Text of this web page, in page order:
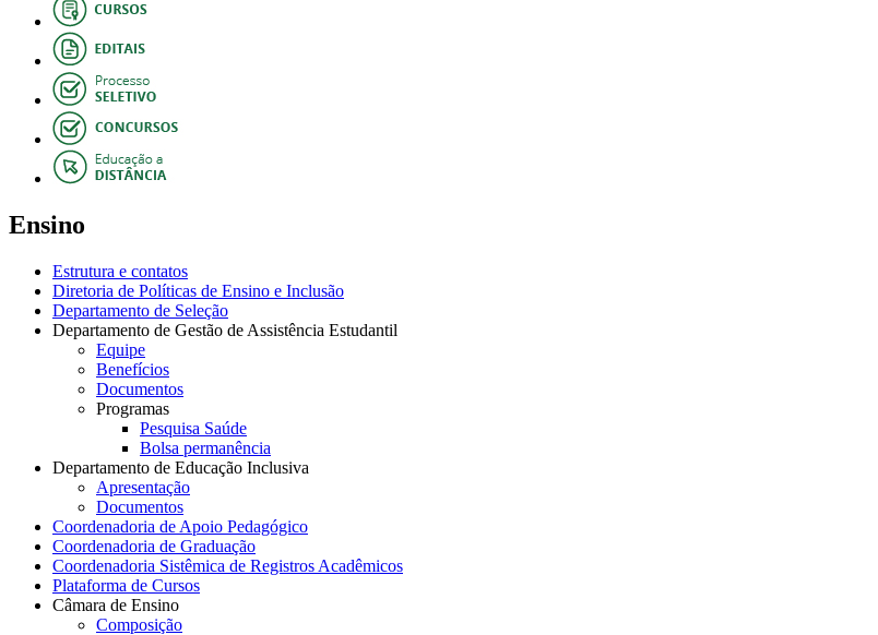
Ensino
Estrutura e contatos
Diretoria de Políticas de Ensino e Inclusão
Departamento de Seleção
Departamento de Gestão de Assistência Estudantil
Equipe
Benefícios
Documentos
Programas
Pesquisa Saúde
Bolsa permanência
Departamento de Educação Inclusiva
Apresentação
Documentos
Coordenadoria de Apoio Pedagógico
Coordenadoria de Graduação
Coordenadoria Sistêmica de Registros Acadêmicos
Plataforma de Cursos
Câmara de Ensino
Composição